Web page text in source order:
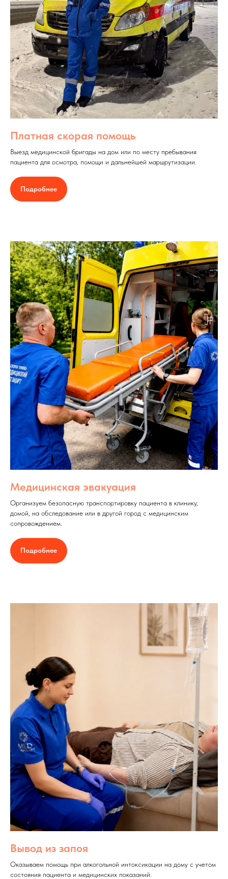
Платная скорая помощь
Выезд медицинской бригады на дом или по месту пребывания
пациента для осмотра, помощи и дальнейшей маршрутизации.
Подробнее
Медицинская эвакуация
Организуем безопасную транспортировку пациента в клинику,
домой, на обследование или в другой город с медицинским
сопровождением.
Подробнее
Вывод из запоя
Оказываем помощь при алкогольной интоксикации на дому с учетом
состояния пациента и медицинских показаний.